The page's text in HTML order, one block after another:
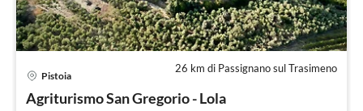
26 km di Passignano sul Trasimeno
Pistoia
Agriturismo San Gregorio - Lola